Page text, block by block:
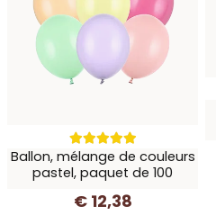
Ballon, mélange de couleurs
pastel, paquet de 100
€ 12,38